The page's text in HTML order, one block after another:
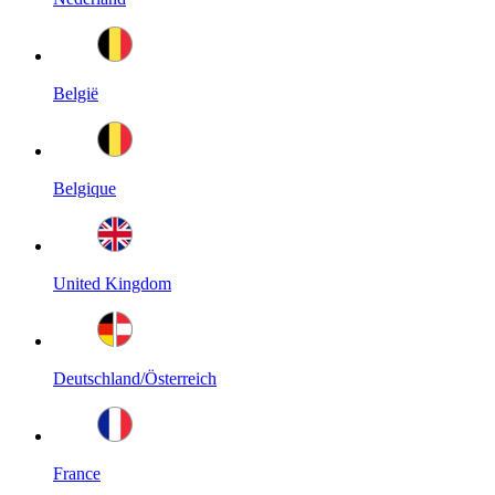
België
Belgique
United Kingdom
Deutschland/Österreich
France